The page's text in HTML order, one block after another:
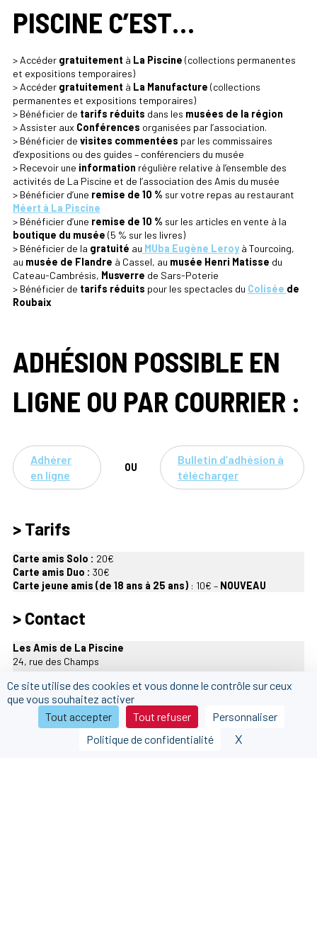
Ce site utilise des cookies et vous donne le contrôle sur ceux
que vous souhaitez activer
Tout accepter
Tout refuser
Personnaliser
Politique de confidentialité
X
PISCINE C’EST…
> Accéder gratuitement à La Piscine (collections permanentes
et expositions temporaires)
> Accéder gratuitement à La Manufacture (collections
permanentes et expositions temporaires)
> Bénéficier de tarifs réduits dans les musées de la région
> Assister aux Conférences organisées par l’association.
> Bénéficier de visites commentées par les commissaires
d’expositions ou des guides – conférenciers du musée
> Recevoir une information régulière relative à l’ensemble des
activités de La Piscine et de l’association des Amis du musée
> Bénéficier d’une remise de 10 % sur votre repas au restaurant
Méert à La Piscine
> Bénéficier d’une remise de 10 % sur les articles en vente à la
boutique du musée (5 % sur les livres)
> Bénéficier de la gratuité au MUba Eugène Leroy à Tourcoing,
au musée de Flandre à Cassel, au musée Henri Matisse du
Cateau-Cambrésis, Musverre de Sars-Poterie
> Bénéficier de tarifs réduits pour les spectacles du Colisée de
Roubaix
ADHÉSION POSSIBLE EN
LIGNE OU PAR COURRIER :
Adhérer
en ligne
OU
Bulletin d’adhésion à
télécharger
> Tarifs
Carte amis Solo : 20€
Carte amis Duo : 30€
Carte jeune amis (de 18 ans à 25 ans): 10€ – NOUVEAU
> Contact
Les Amis de La Piscine
24, rue des Champs
59100 ROUBAIX
contact@amisdelapiscine.fr
www.facebook.com/MuseeLaPiscine